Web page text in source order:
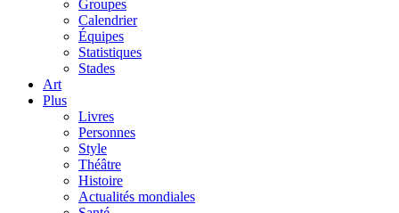
Groupes
Calendrier
Équipes
Statistiques
Stades
Art
Plus
Livres
Personnes
Style
Théâtre
Histoire
Actualités mondiales